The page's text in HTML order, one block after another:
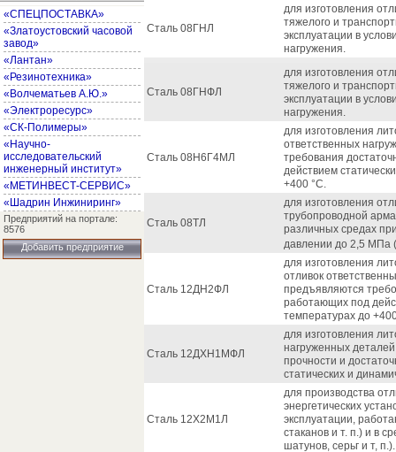
«СПЕЦПОСТАВКА»
«Златоустовский часовой
завод»
«Лантан»
«Резинотехника»
«Волчематьев А.Ю.»
«Электроресурс»
«СК-Полимеры»
«Научно-
исследовательский
инженерный институт»
«МЕТИНВЕСТ-СЕРВИС»
«Шадрин Инжиниринг»
Предприятий на портале:
8576
Добавить предприятие
Сталь 08ГНЛ
для изготовления
тяжелого и
эксплуатации в
нагружения.
Сталь 08ГНФЛ
для изготовления
тяжелого и
эксплуатации в
нагружения.
Сталь 08Н6Г4МЛ
для изготовления
ответственных
требования
действием
+400 °С.
Сталь 08ТЛ
для изготовления
трубопроводной
различных средах
давлении до 2,5 МПа
Сталь 12ДН2ФЛ
для изготовления
отливок
предъявляются
работающих под
температурах до
Сталь 12ДХН1МФЛ
для изготовления
нагруженных
прочности и
статических и
Сталь 12Х2М1Л
для производства
энергетических
эксплуатации,
стаканов и т. п.) и в
шатунов, серьг и т, п.).